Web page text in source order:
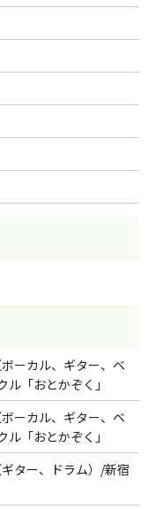
ーカル、ギター、ベ
「おとかぞく」
ーカル、ギター、ベ
「おとかぞく」
ター、ドラム）/新宿